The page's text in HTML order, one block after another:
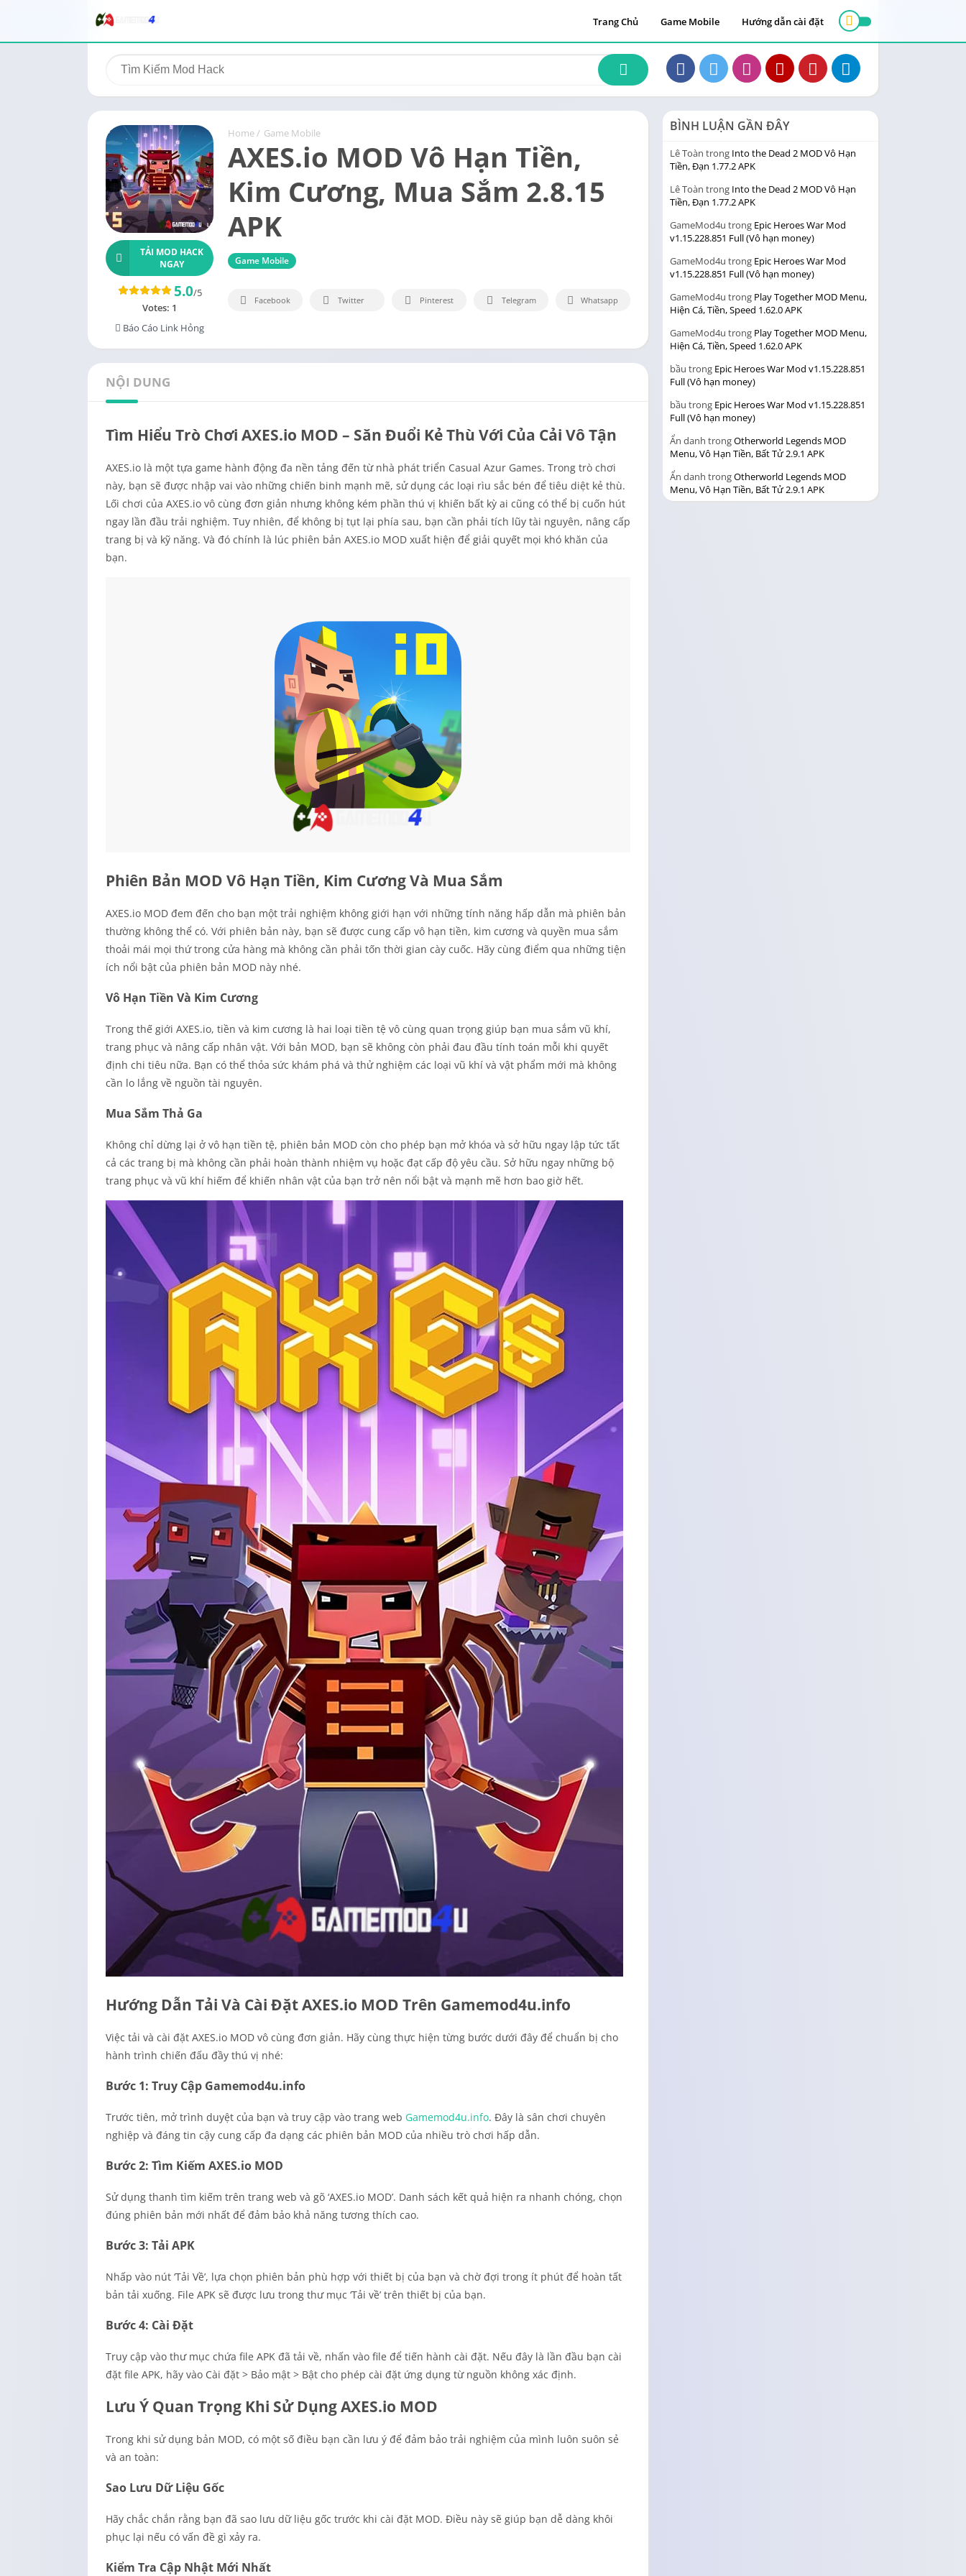
Trang Chủ Game Mobile Hướng dẫn cài đặt
Home / Game Mobile
AXES.io MOD Vô Hạn Tiền,
Kim Cương, Mua Sắm 2.8.15
APK
Game Mobile
TẢI MOD HACK
NGAY
5.0/5
Votes: 1
Báo Cáo Link Hỏng
Facebook Twitter Pinterest Telegram Whatsapp
NỘI DUNG
Tìm Hiểu Trò Chơi AXES.io MOD – Săn Đuổi Kẻ Thù Với Của Cải Vô Tận
AXES.io là một tựa game hành động đa nền tảng đến từ nhà phát triển Casual Azur Games. Trong trò chơi
này, bạn sẽ được nhập vai vào những chiến binh mạnh mẽ, sử dụng các loại rìu sắc bén để tiêu diệt kẻ thù.
Lối chơi của AXES.io vô cùng đơn giản nhưng không kém phần thú vị khiến bất kỳ ai cũng có thể bị cuốn hút
ngay lần đầu trải nghiệm. Tuy nhiên, để không bị tụt lại phía sau, bạn cần phải tích lũy tài nguyên, nâng cấp
trang bị và kỹ năng. Và đó chính là lúc phiên bản AXES.io MOD xuất hiện để giải quyết mọi khó khăn của
bạn.
Phiên Bản MOD Vô Hạn Tiền, Kim Cương Và Mua Sắm
AXES.io MOD đem đến cho bạn một trải nghiệm không giới hạn với những tính năng hấp dẫn mà phiên bản
thường không thể có. Với phiên bản này, bạn sẽ được cung cấp vô hạn tiền, kim cương và quyền mua sắm
thoải mái mọi thứ trong cửa hàng mà không cần phải tốn thời gian cày cuốc. Hãy cùng điểm qua những tiện
ích nổi bật của phiên bản MOD này nhé.
Vô Hạn Tiền Và Kim Cương
Trong thế giới AXES.io, tiền và kim cương là hai loại tiền tệ vô cùng quan trọng giúp bạn mua sắm vũ khí,
trang phục và nâng cấp nhân vật. Với bản MOD, bạn sẽ không còn phải đau đầu tính toán mỗi khi quyết
định chi tiêu nữa. Bạn có thể thỏa sức khám phá và thử nghiệm các loại vũ khí và vật phẩm mới mà không
cần lo lắng về nguồn tài nguyên.
Mua Sắm Thả Ga
Không chỉ dừng lại ở vô hạn tiền tệ, phiên bản MOD còn cho phép bạn mở khóa và sở hữu ngay lập tức tất
cả các trang bị mà không cần phải hoàn thành nhiệm vụ hoặc đạt cấp độ yêu cầu. Sở hữu ngay những bộ
trang phục và vũ khí hiếm để khiến nhân vật của bạn trở nên nổi bật và mạnh mẽ hơn bao giờ hết.
Hướng Dẫn Tải Và Cài Đặt AXES.io MOD Trên Gamemod4u.info
Việc tải và cài đặt AXES.io MOD vô cùng đơn giản. Hãy cùng thực hiện từng bước dưới đây để chuẩn bị cho
hành trình chiến đấu đầy thú vị nhé:
Bước 1: Truy Cập Gamemod4u.info
Trước tiên, mở trình duyệt của bạn và truy cập vào trang web Gamemod4u.info. Đây là sân chơi chuyên
nghiệp và đáng tin cậy cung cấp đa dạng các phiên bản MOD của nhiều trò chơi hấp dẫn.
Bước 2: Tìm Kiếm AXES.io MOD
Sử dụng thanh tìm kiếm trên trang web và gõ ‘AXES.io MOD’. Danh sách kết quả hiện ra nhanh chóng, chọn
đúng phiên bản mới nhất để đảm bảo khả năng tương thích cao.
Bước 3: Tải APK
Nhấp vào nút ‘Tải Về’, lựa chọn phiên bản phù hợp với thiết bị của bạn và chờ đợi trong ít phút để hoàn tất
bản tải xuống. File APK sẽ được lưu trong thư mục ‘Tải về’ trên thiết bị của bạn.
Bước 4: Cài Đặt
Truy cập vào thư mục chứa file APK đã tải về, nhấn vào file để tiến hành cài đặt. Nếu đây là lần đầu bạn cài
đặt file APK, hãy vào Cài đặt > Bảo mật > Bật cho phép cài đặt ứng dụng từ nguồn không xác định.
Lưu Ý Quan Trọng Khi Sử Dụng AXES.io MOD
Trong khi sử dụng bản MOD, có một số điều bạn cần lưu ý để đảm bảo trải nghiệm của mình luôn suôn sẻ
và an toàn:
Sao Lưu Dữ Liệu Gốc
Hãy chắc chắn rằng bạn đã sao lưu dữ liệu gốc trước khi cài đặt MOD. Điều này sẽ giúp bạn dễ dàng khôi
phục lại nếu có vấn đề gì xảy ra.
Kiểm Tra Cập Nhật Mới Nhất
BÌNH LUẬN GẦN ĐÂY
Lê Toàn trong Into the Dead 2 MOD Vô Hạn
Tiền, Đạn 1.77.2 APK
Lê Toàn trong Into the Dead 2 MOD Vô Hạn
Tiền, Đạn 1.77.2 APK
GameMod4u trong Epic Heroes War Mod
v1.15.228.851 Full (Vô hạn money)
GameMod4u trong Epic Heroes War Mod
v1.15.228.851 Full (Vô hạn money)
GameMod4u trong Play Together MOD Menu,
Hiện Cá, Tiền, Speed 1.62.0 APK
GameMod4u trong Play Together MOD Menu,
Hiện Cá, Tiền, Speed 1.62.0 APK
bầu trong Epic Heroes War Mod v1.15.228.851
Full (Vô hạn money)
bầu trong Epic Heroes War Mod v1.15.228.851
Full (Vô hạn money)
Ẩn danh trongOtherworld Legends MOD
Menu, Vô Hạn Tiền, Bất Tử 2.9.1 APK
Ẩn danh trongOtherworld Legends MOD
Menu, Vô Hạn Tiền, Bất Tử 2.9.1 APK